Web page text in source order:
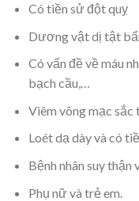
Có tiền sử đột quỵ
Dương vật dị tật
Có vấn đề về máu
bạch cầu,…
Viêm võng mạc sắc
Loét dạ dày và có
Bệnh nhân suy thận
Phụ nữ và trẻ em.